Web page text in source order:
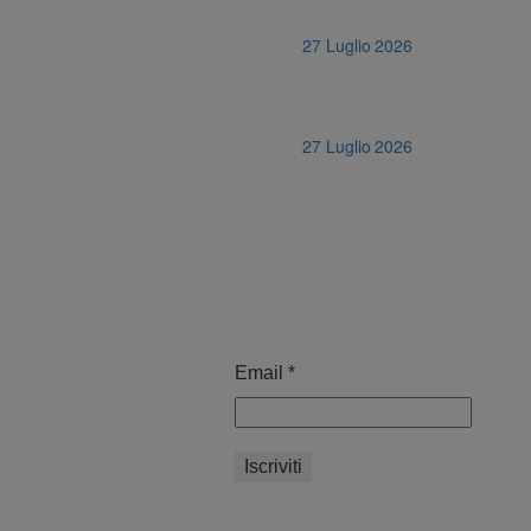
27 Luglio 2026
27 Luglio 2026
Email *